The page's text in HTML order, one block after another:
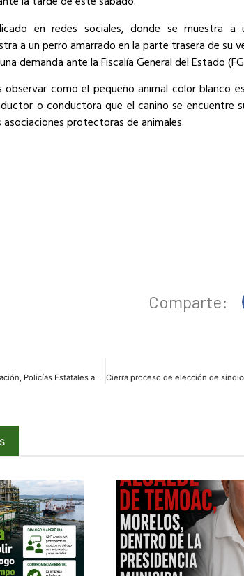
en redes sociales, donde se muestra
a un perro amarrado en la parte trasera de su
demanda ante la Fiscalía General del Estado
observar como el pequeño animal color blanco
o conductora que el canino se encuentre
protectoras de animales.
Comparte:
En coordinación con Migración, Policías Estatales aseguran en Los Mochis a estadounidense con orden de aprehensión en el vecino país